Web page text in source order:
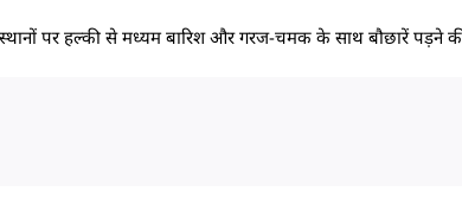
पर हल्की से मध्यम बारिश और गरज-चमक के साथ बौछारें पड़ने